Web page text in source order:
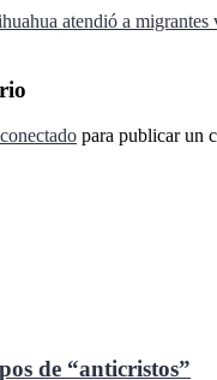
atendió a migrantes
conectado para publicar un
de “anticristos”